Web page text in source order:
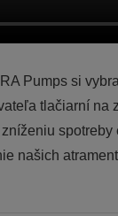
Pumps si
tlačiarní na
spotreby
našich